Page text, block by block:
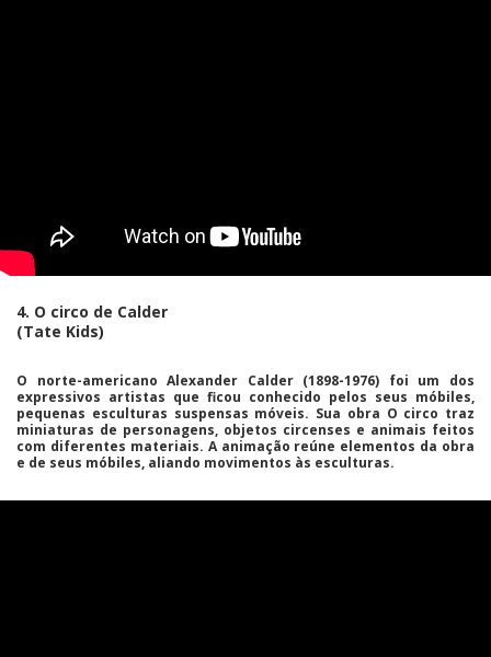
4. O circo de Calder
(Tate Kids)
O norte-americanoAlexander Calder(1898-1976) foi um dos
expressivos artistas que ficou conhecido pelos seus móbiles,
pequenas esculturas suspensas móveis. Sua obra O circo traz
miniaturas de personagens, objetos circenses e animais feitos
com diferentes materiais. A animação reúne elementos da obra
e de seus móbiles, aliando movimentos às esculturas.